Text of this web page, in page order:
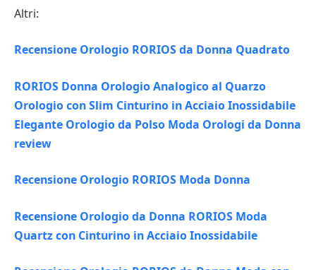
Altri:
Recensione Orologio RORIOS da Donna Quadrato
RORIOS Donna Orologio Analogico al Quarzo
Orologio con Slim Cinturino in Acciaio Inossidabile
Elegante Orologio da Polso Moda Orologi da Donna
review
Recensione Orologio RORIOS Moda Donna
Recensione Orologio da Donna RORIOS Moda
Quartz con Cinturino in Acciaio Inossidabile